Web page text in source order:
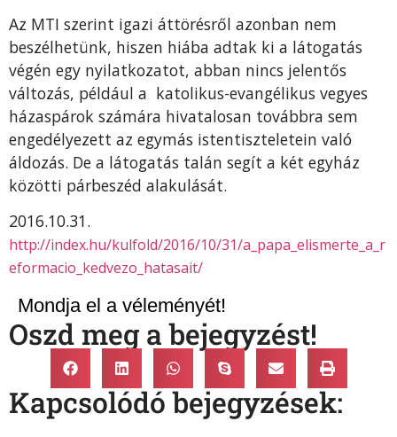
Az MTI szerint igazi áttörésről azonban nem
beszélhetünk, hiszen hiába adtak ki a látogatás
végén egy nyilatkozatot, abban nincs jelentős
változás, például a katolikus-evangélikus vegyes
házaspárok számára hivatalosan továbbra sem
engedélyezett az egymás istentiszteletein való
áldozás. De a látogatás talán segít a két egyház
közötti párbeszéd alakulását.
http://index.hu/kulfold/2016/10/31/a_papa_elismerte_a_r
eformacio_kedvezo_hatasait/
Mondja el a véleményét!
Oszd meg a bejegyzést!
Kapcsolódó bejegyzések: